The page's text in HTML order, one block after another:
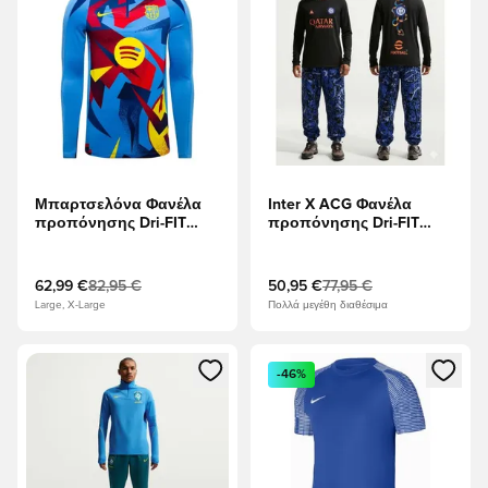
Μπαρτσελόνα Φανέλα
προπόνησης Dri-FIT
Πανεπιστήμιο Μπλε/Opti
Κίτρινο
62,99 €82,95 €
Large, X-Large
Inter X ACG Φανέλα
προπόνησης Dri-FIT
μαύρο/Πορτοκαλί
ασφαλείας
50,95 €77,95 €
Πολλά μεγέθη διαθέσιμα
Ανοίγει ένα Modal για να συνδεθείτε ή να εγγραφείτε ως
Ανοίγει ένα Modal για να
-46%